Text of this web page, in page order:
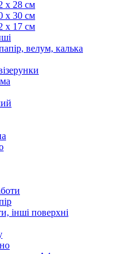
х 28 см
х 30 см
х 17 см
велум, калька
інші поверхні